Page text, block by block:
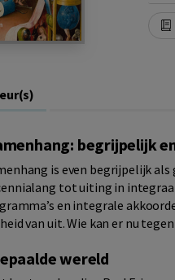
begrijpelijk
is even begrijpelijk
tot uiting in
en integrale
van uit. Wie kan er nu
wereld